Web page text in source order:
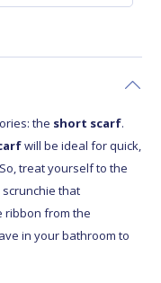
the short scarf.
will be ideal for quick,
treat yourself to the
scrunchie that
ribbon from the
in your bathroom to